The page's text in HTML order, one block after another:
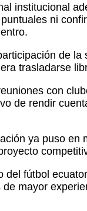
institucional
ni
de
trasladarse
con
de rendir
ya puso
fútbol
mayor